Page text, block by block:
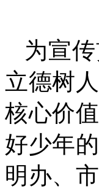
为宣
立德树
核心价
好少年
明办、